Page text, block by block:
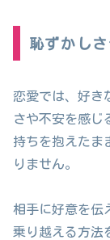
恥ずかし
恋愛では、好き
さや不安を感じ
持ちを抱えたま
りません。
相手に好意を伝
乗り越える方法